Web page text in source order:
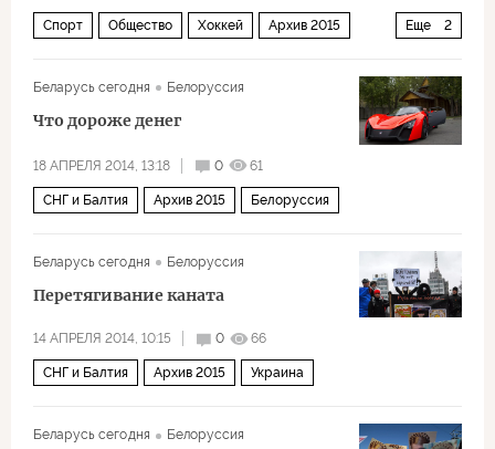
Еще 2
Спорт Общество Хоккей Архив 2015
Беларусь сегодня
Белоруссия
Что дороже денег
18 АПРЕЛЯ 2014, 13:18 0 61
СНГ и Балтия Архив 2015 Белоруссия
Беларусь сегодня Белоруссия
Перетягивание каната
14 АПРЕЛЯ 2014, 10:15 0 66
СНГ и Балтия Архив 2015 Украина
Беларусь сегодня Белоруссия